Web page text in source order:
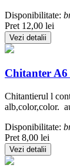
Disponibilitate:
Pret 12,00 lei
Vezi detalii
Chitanter
Chitantierul l
alb,color,color.
Disponibilitate:
Pret 8,00 lei
Vezi detalii